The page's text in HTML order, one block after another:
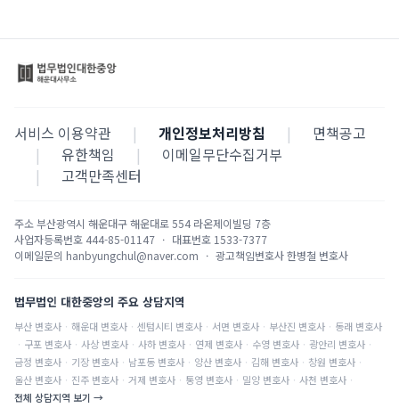
서비스 이용약관 | 개인정보처리방침 |
면책공고
|
유한책임 |
이메일무단수집거부
|
고객만족센터
주소부산광역시 해운대구 해운대로 554 라온제이빌딩 7층
사업자등록번호 444-85-01147 · 대표번호 1533-7377
이메일문의 hanbyungchul@naver.com · 광고책임변호사한병철 변호사
법무법인 대한중앙의 주요 상담지역
부산 변호사 · 해운대 변호사 · 센텀시티 변호사 · 서면 변호사 · 부산진 변호사 · 동래 변호사
· 구포 변호사 · 사상 변호사 · 사하 변호사 · 연제 변호사 · 수영 변호사 · 광안리 변호사 ·
금정 변호사 · 기장 변호사 · 남포동 변호사 · 양산 변호사 · 김해 변호사 · 창원 변호사 ·
울산 변호사 · 진주 변호사 · 거제 변호사 · 통영 변호사 · 밀양 변호사 · 사천 변호사 ·
전체 상담지역 보기 →